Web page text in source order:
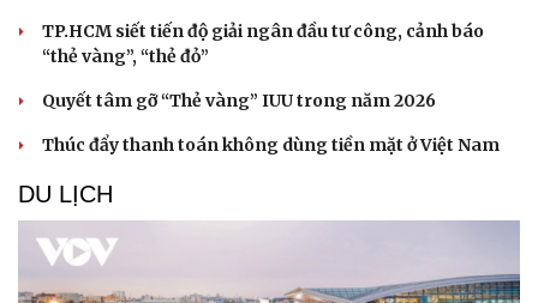
Di sản
TP.HCM siết tiến độ giải ngân đầu tư công, cảnh báo
“thẻ vàng”, “thẻ đỏ”
Quyết tâm gỡ “Thẻ vàng” IUU trong năm 2026
Thúc đẩy thanh toán không dùng tiền mặt ở Việt Nam
DU LỊCH